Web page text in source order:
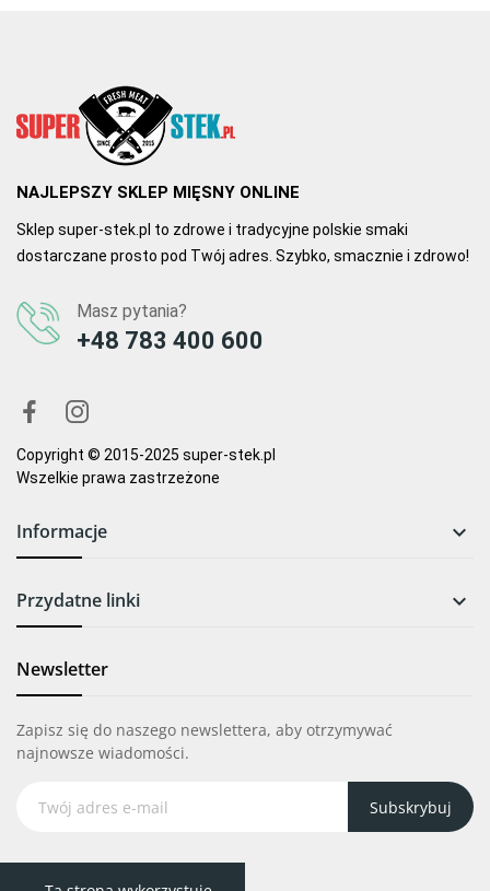
NAJLEPSZY SKLEP MIĘSNY ONLINE
Sklep super-stek.pl to zdrowe i tradycyjne polskie smaki
dostarczane prosto pod Twój adres. Szybko, smacznie i zdrowo!
Masz pytania?
+48 783 400 600
Copyright © 2015-2025 super-stek.pl
Wszelkie prawa zastrzeżone
Informacje 
Przydatne linki 
Newsletter
Zapisz się do naszego newslettera, aby otrzymywać
najnowsze wiadomości.
Subskrybuj